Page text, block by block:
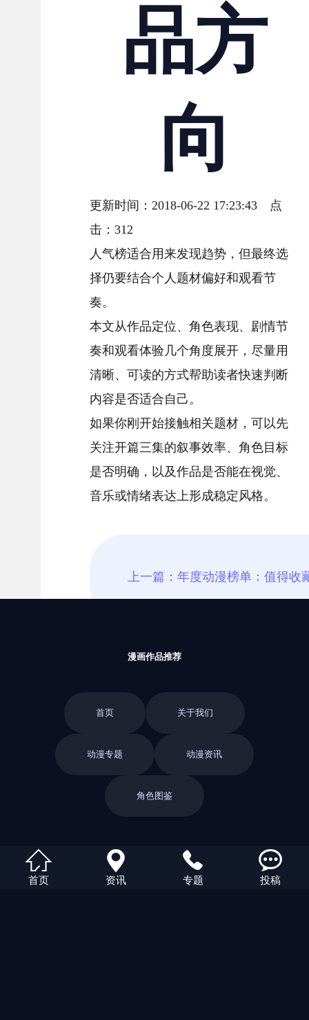
品方
向
更新时间：2018-06-22 17:23:43 点
击：312
人气榜适合用来发现趋势，但最终选
择仍要结合个人题材偏好和观看节
奏。
本文从作品定位、角色表现、剧情节
奏和观看体验几个角度展开，尽量用
清晰、可读的方式帮助读者快速判断
内容是否适合自己。
如果你刚开始接触相关题材，可以先
关注开篇三集的叙事效率、角色目标
是否明确，以及作品是否能在视觉、
音乐或情绪表达上形成稳定风格。
返回栏目
漫画作品推荐
首页 关于我们
动漫专题 动漫资讯
角色图鉴

首页

资讯

专题

投稿